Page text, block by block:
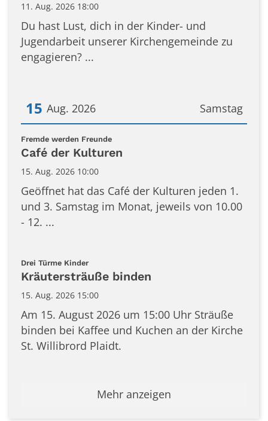
11. Aug. 2026 18:00
Du hast Lust, dich in der Kinder- und
Jugendarbeit unserer Kirchengemeinde zu
engagieren? ...
Samstag
15 Aug. 2026
Datum: 15. August 2026
Fremde werden Freunde:
Café der Kulturen
15. Aug. 2026 10:00
Geöffnet hat das Café der Kulturen jeden 1.
und 3. Samstag im Monat, jeweils von 10.00
- 12. ...
Drei Türme Kinder:
Kräutersträuße binden
15. Aug. 2026 15:00
Am 15. August 2026 um 15:00 Uhr Sträuße
binden bei Kaffee und Kuchen an der Kirche
St. Willibrord Plaidt.
Mehr anzeigen